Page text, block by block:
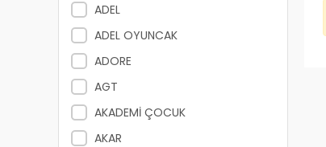
ADEL
ADEL OYUNCAK
ADORE
AGT
AKADEMİ ÇOCUK
AKAR